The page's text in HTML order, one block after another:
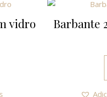
vidro Barbante